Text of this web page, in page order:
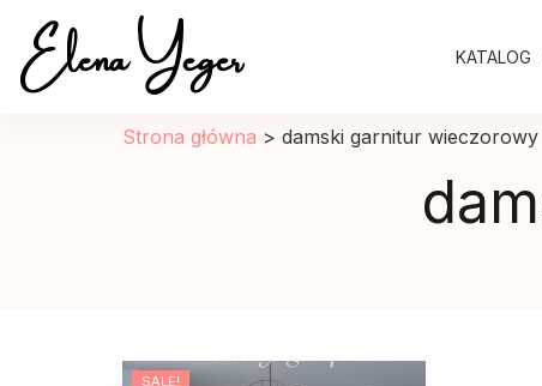
Elena Yeger
Sklep internetowy odziez damska
KATALOG
Strona główna > damski garnitur wieczorowy
SALE!